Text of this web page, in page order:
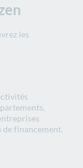
les
financement.